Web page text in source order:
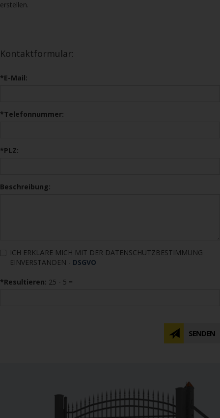
erstellen.
Kontaktformular:
*E-Mail:
*Telefonnummer:
*PLZ:
Beschreibung:
ICH ERKLÄRE MICH MIT DER DATENSCHUTZBESTIMMUNG
EINVERSTANDEN - DSGVO
*Resultieren: 25 - 5 =
SENDEN